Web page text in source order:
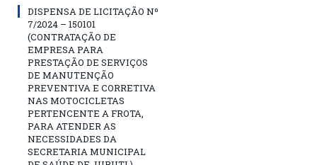
DISPENSA DE LICITAÇÃO Nº
7/2024 – 150101
(CONTRATAÇÃO DE
EMPRESA PARA
PRESTAÇÃO DE SERVIÇOS
DE MANUTENÇÃO
PREVENTIVA E CORRETIVA
NAS MOTOCICLETAS
PERTENCENTE A FROTA,
PARA ATENDER AS
NECESSIDADES DA
SECRETARIA MUNICIPAL